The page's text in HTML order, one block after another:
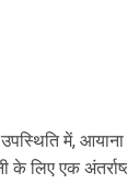
में,
लिए एक